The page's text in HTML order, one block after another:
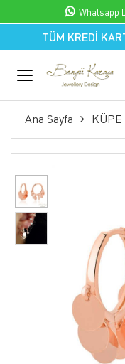
TÜM KREDİ
Whatsapp
Ana Sayfa KÜPE